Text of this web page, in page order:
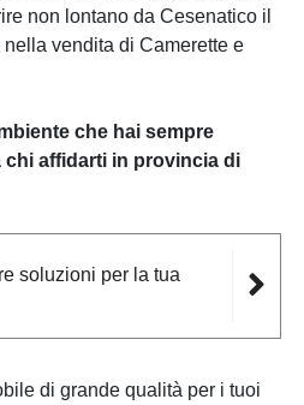
non lontano da Cesenatico il
vendita di Camerette e
che hai sempre
chi affidarti in provincia di
soluzioni per la tua
di grande qualità per i tuoi